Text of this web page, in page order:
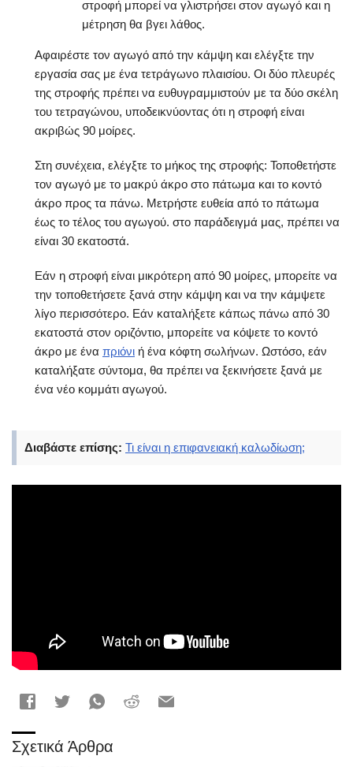
στροφή μπορεί να γλιστρήσει στον αγωγό και η
μέτρηση θα βγει λάθος.
Αφαιρέστε τον αγωγό από την κάμψη και ελέγξτε την
εργασία σας με ένα τετράγωνο πλαισίου. Οι δύο πλευρές
της στροφής πρέπει να ευθυγραμμιστούν με τα δύο σκέλη
του τετραγώνου, υποδεικνύοντας ότι η στροφή είναι
ακριβώς 90 μοίρες.
Στη συνέχεια, ελέγξτε το μήκος της στροφής: Τοποθετήστε
τον αγωγό με το μακρύ άκρο στο πάτωμα και το κοντό
άκρο προς τα πάνω. Μετρήστε ευθεία από το πάτωμα
έως το τέλος του αγωγού. στο παράδειγμά μας, πρέπει να
είναι 30 εκατοστά.
Εάν η στροφή είναι μικρότερη από 90 μοίρες, μπορείτε να
την τοποθετήσετε ξανά στην κάμψη και να την κάμψετε
λίγο περισσότερο. Εάν καταλήξετε κάπως πάνω από 30
εκατοστά στον οριζόντιο, μπορείτε να κόψετε το κοντό
άκρο με ένα πριόνι ή ένα κόφτη σωλήνων. Ωστόσο, εάν
καταλήξατε σύντομα, θα πρέπει να ξεκινήσετε ξανά με
ένα νέο κομμάτι αγωγού.
Διαβάστε επίσης: Τι είναι η επιφανειακή καλωδίωση;
Σχετικά Άρθρα